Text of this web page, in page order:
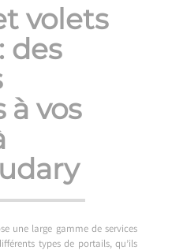
volets
des
à vos
une large gamme de services
types de portails, qu’ils